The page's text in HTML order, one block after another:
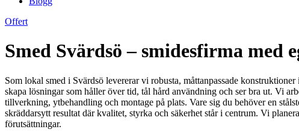
Offert
Smed Svärdsö – smidesfirma med
Som lokal smed i Svärdsö levererar vi robusta, måttanpassade
skapa lösningar som håller över tid, tål hård användning och ser bra ut. Vi
tillverkning, ytbehandling och montage på plats. Vare sig du behöver en
skräddarsytt resultat där kvalitet, styrka och säkerhet står i centrum. Vi
förutsättningar.